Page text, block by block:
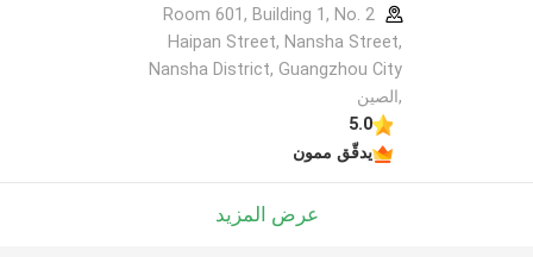
Room 601, Building 1, No. 2
Haipan Street, Nansha Street,
Nansha District, Guangzhou City
,الصين
5.0
يدقّق ممون
عرض المزيد